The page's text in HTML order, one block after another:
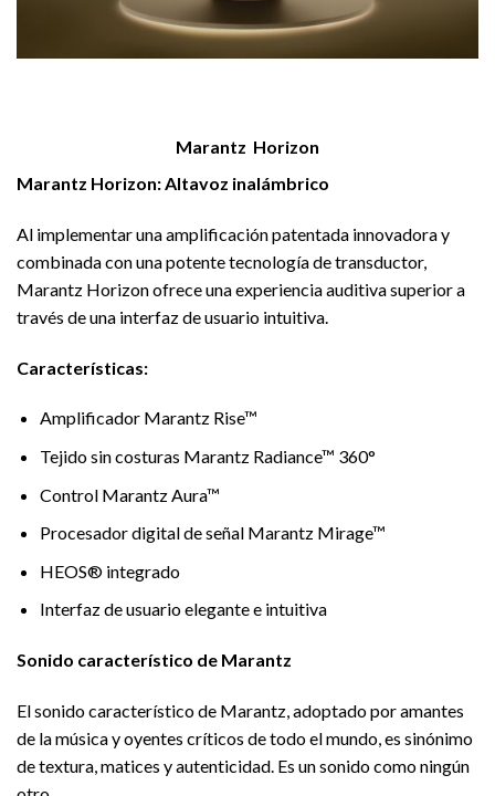
Marantz Horizon
Marantz Horizon: Altavoz inalámbrico
Al implementar una amplificación patentada innovadora y
combinada con una potente tecnología de transductor,
Marantz Horizon ofrece una experiencia auditiva superior a
través de una interfaz de usuario intuitiva.
Características:
Amplificador Marantz Rise™
Tejido sin costuras Marantz Radiance™ 360°
Control Marantz Aura™
Procesador digital de señal Marantz Mirage™
HEOS® integrado
Interfaz de usuario elegante e intuitiva
Sonido característico de Marantz
El sonido característico de Marantz, adoptado por amantes
de la música y oyentes críticos de todo el mundo, es sinónimo
de textura, matices y autenticidad. Es un sonido como ningún